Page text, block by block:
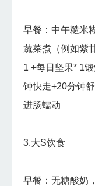
早餐：中午糙米
蔬菜煮（例如紫
1 +每日坚果* 1
钟快走+20分钟
进肠蠕动
3.大S饮食
早餐：无糖酸奶